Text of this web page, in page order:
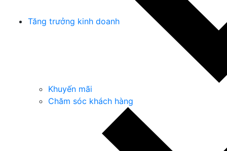
Tăng trưởng kinh doanh
Khuyến mãi
Chăm sóc khách hàng